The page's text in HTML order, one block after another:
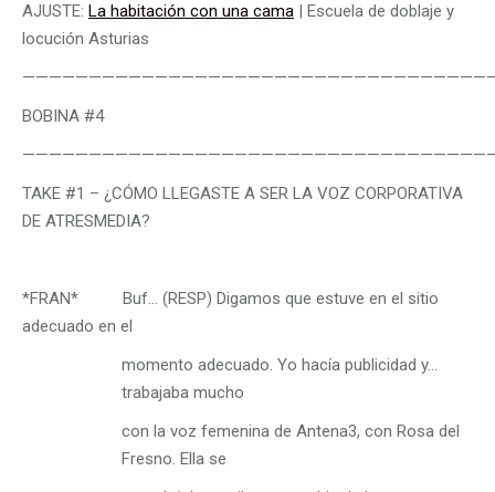
AJUSTE: La habitación con una cama | Escuela de doblaje y
locución Asturias
BOBINA #4
TAKE #1 – ¿CÓMO LLEGASTE A SER LA VOZ CORPORATIVA
DE ATRESMEDIA?
*FRAN* Buf… (RESP) Digamos que estuve en el sitio
adecuado en el
momento adecuado. Yo hacía publicidad y…
trabajaba mucho
con la voz femenina de Antena3, con Rosa del
Fresno. Ella se